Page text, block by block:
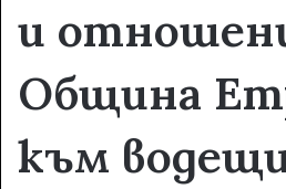
и
Община
към